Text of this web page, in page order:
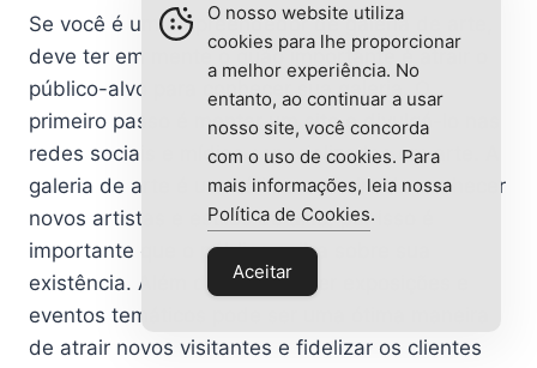
Se você é um empreendedor de galeria de arte,
deve ter em mente o quão importante é atrair o
público-alvo para conhecer sua galeria. O
primeiro passo é montar um site e divulgá-lo nas
redes sociais e mídias especializadas em arte. A
galeria de arte é uma ótima maneira de conhecer
novos artistas e estilos de arte, por isso é
importante que o público saiba sobre sua
existência. Além disso, oferecer exposições e
eventos temáticos pode ser uma ótima maneira
de atrair novos visitantes e fidelizar os clientes
O nosso website utiliza
cookies para lhe proporcionar
a melhor experiência. No
entanto, ao continuar a usar
nosso site, você concorda
com o uso de cookies. Para
mais informações, leia nossa
Política de Cookies.
Aceitar